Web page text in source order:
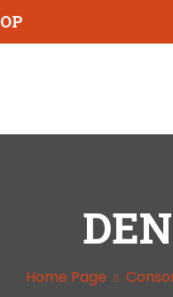
Home Page